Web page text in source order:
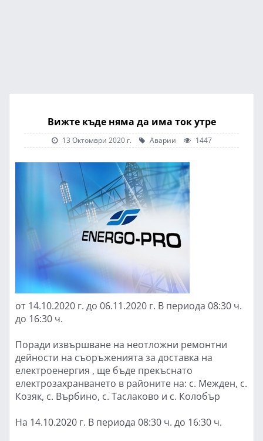
Вижте къде няма да има ток утре
13 Октомври 2020 г. Аварии 1447
от 14.10.2020 г. до 06.11.2020 г. В периода 08:30 ч.
до 16:30 ч.
Поради извършване на неотложни ремонтни
дейности на съоръженията за доставка на
електроенергия , ще бъде прекъснато
електрозахранването в районите на: с. Межден, с.
Козяк, с. Върбино, с. Таслаково и с. Колобър
На 14.10.2020 г. В периода 08:30 ч. до 16:30 ч.